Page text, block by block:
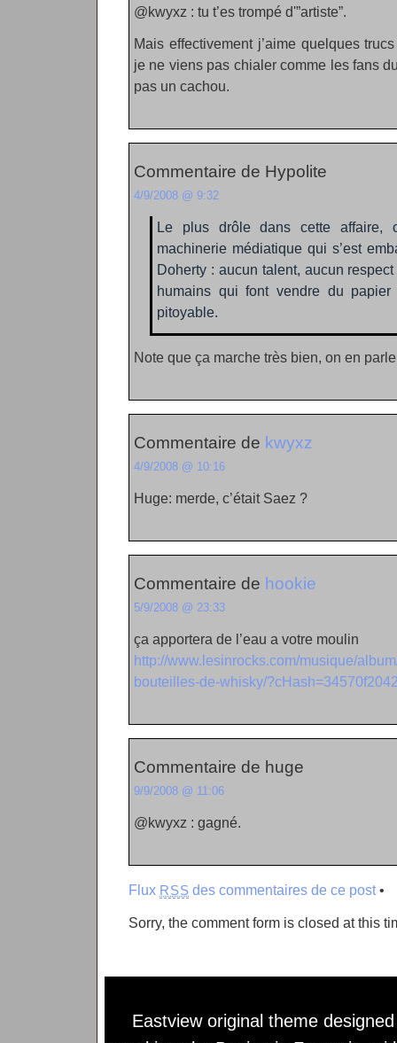
@kwyxz : tu t’es trompé d'”artiste”.
Mais effectivement j’aime quelques
je ne viens pas chialer comme les fans
pas un cachou.
Commentaire de Hypolite
4/9/2008 @ 9:32
Le plus drôle dans cette affaire,
machinerie médiatique qui s’est
Doherty : aucun talent, aucun
humains qui font vendre du papier
pitoyable.
Note que ça marche très bien, on en
Commentaire de kwyxz
4/9/2008 @ 10:16
Huge: merde, c’était Saez ?
Commentaire de hookie
5/9/2008 @ 23:33
ça apportera de l’eau a votre moulin
http://www.lesinrocks.com/musique/
bouteilles-de-whisky/
Commentaire de huge
9/9/2008 @ 11:06
@kwyxz : gagné.
Flux RSS des commentaires de ce post•
Sorry, the comment form is closed at this
Eastview original theme